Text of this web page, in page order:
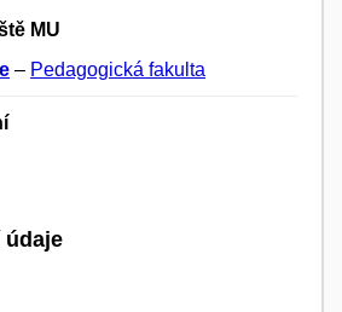
MU
– Pedagogická fakulta
údaje